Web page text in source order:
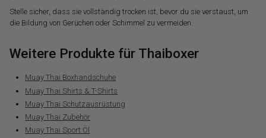
Stelle sicher, dass sie vollständig trocken ist, bevor du sie verstaust, um
die Bildung von Gerüchen oder Schimmel zu vermeiden.
Weitere Produkte für Thaiboxer
Muay Thai Boxhandschuhe
Muay Thai Shirts & T-Shirts
Muay Thai Schutzausrüstung
Muay Thai Zubehör
Muay Thai Sport Öl